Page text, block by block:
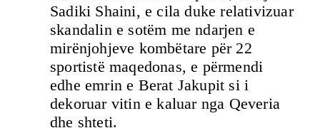
Sadiki Shaini, e cila duke relativizuar
skandalin e sotëm me ndarjen e
mirënjohjeve kombëtare për 22
sportistë maqedonas, e përmendi
edhe emrin e Berat Jakupit si i
dekoruar vitin e kaluar nga Qeveria
dhe shteti.